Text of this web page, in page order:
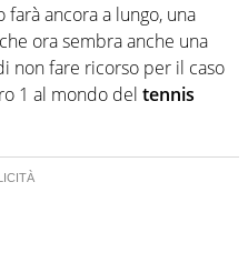
ancora a lungo, una
ora sembra anche una
non fare ricorso per il caso
1 al mondo del tennis